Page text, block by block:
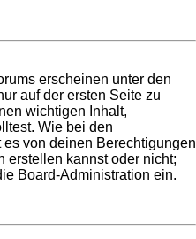
erscheinen unter den
auf der ersten Seite zu
wichtigen Inhalt,
Wie bei den
von deinen Berechtigungen
erstellen kannst oder nicht;
Board-Administration ein.